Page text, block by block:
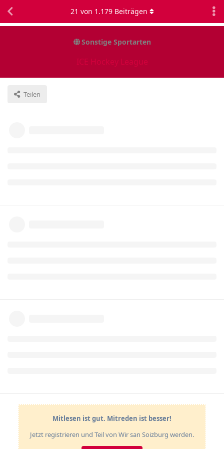
Sonstige Sportarten
ICE Hockey League
Teilen
21 von 1.179Beiträgen
Mitlesen ist gut. Mitreden ist besser!
Jetzt registrieren und Teil von Wir san Soizburg werden.